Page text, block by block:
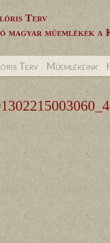
Terv
magyar műemlékek a
Terv Műemlékeink